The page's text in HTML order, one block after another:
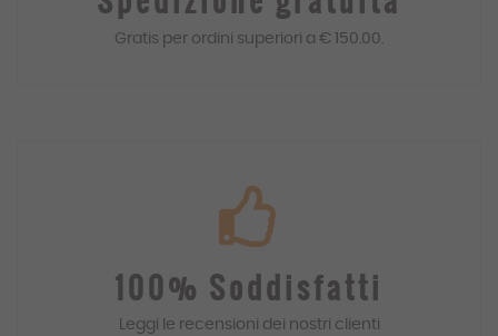
Gratis per ordini superiori a € 150.00.
100% Soddisfatti
Leggi le recensioni dei nostri clienti